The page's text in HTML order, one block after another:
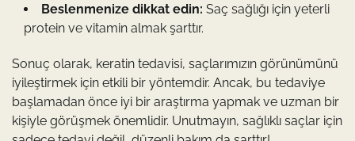
Beslenmenize dikkat edin: Saç sağlığı için yeterli
protein ve vitamin almak şarttır.
Sonuç olarak, keratin tedavisi, saçlarımızın görünümünü
iyileştirmek için etkili bir yöntemdir. Ancak, bu tedaviye
başlamadan önce iyi bir araştırma yapmak ve uzman bir
kişiyle görüşmek önemlidir. Unutmayın, sağlıklı saçlar için